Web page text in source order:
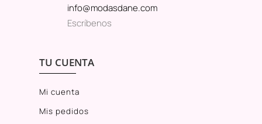
info@modasdane.com
Escríbenos
TU CUENTA
Mi cuenta
Mis pedidos